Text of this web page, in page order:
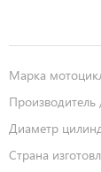
Марка
Производитель
Диаметр
Страна